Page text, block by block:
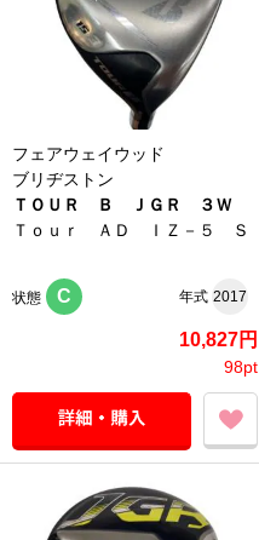
フェアウェイウッド
ブリヂストン
ＴＯＵＲ Ｂ ＪＧＲ ３Ｗ
Ｔｏｕｒ ＡＤ ＩＺ－５ Ｓ
状態 C 年式 2017
10,827円
98pt